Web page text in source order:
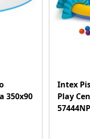
350x90
Intex
Play
57444NP